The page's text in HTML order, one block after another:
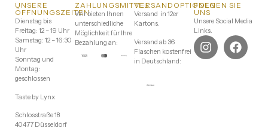
UNSERE
ÖFFNUNGSZEITEN
Dienstag bis
Freitag: 12 – 19 Uhr
Samstag: 12 – 16:30
Uhr
Sonntag und
Montag:
geschlossen
Taste by Lynx
Schlosstraße 18
40477 Düsseldorf
ZAHLUNGSMITTEL
Wir bieten Ihnen
unterschiedliche
Möglichkeit für Ihre
Bezahlung an:
VERSANDOPTIONEN
Versand in 12er
Kartons.
Versand ab 36
Flaschen kostenfrei
in Deutschland:
FOLGEN SIE
UNS
Unsere Social Media
Links.